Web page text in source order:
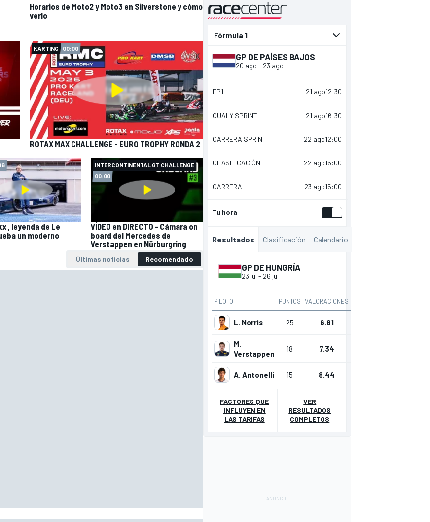
Horarios de Moto2 y Moto3 en Silverstone y cómo
verlo
KARTING 00:00
ROTAX MAX CHALLENGE - EURO TROPHY RONDA 2
, leyenda de Le
un moderno
INTERCONTINENTAL GT CHALLENGE
00:00
VÍDEO en DIRECTO - Cámara on
board del Mercedes de
Verstappen en Nürburgring
Últimas noticias Recomendado
GP DE PAÍSES BAJOS
20 ago - 23 ago
FP1 21 ago12:30
QUALY SPRINT 21 ago16:30
CARRERA SPRINT 22 ago12:00
CLASIFICACIÓN 22 ago16:00
CARRERA 23 ago15:00
Tu hora
Resultados Clasificación Calendario
GP DE HUNGRÍA
23 jul - 26 jul
PILOTO PUNTOS VALORACIONES
L. Norris 25 6.81
M.
Verstappen
18 7.34
A. Antonelli 15 8.44
FACTORES QUE
INFLUYEN EN
LAS TARIFAS
VER
RESULTADOS
COMPLETOS